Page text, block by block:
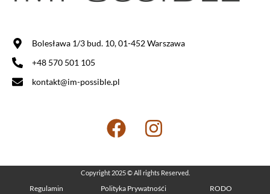
Bolesława 1/3 bud. 10, 01-452 Warszawa
+48 570 501 105
kontakt@im-possible.pl
Copyright 2025 © All rights Reserved.
Regulamin Polityka Prywatnośći RODO